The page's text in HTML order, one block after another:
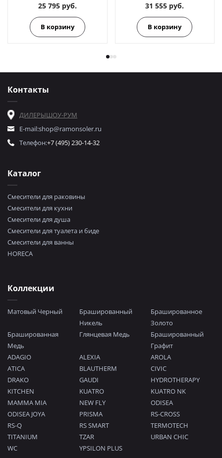
25 795 руб.
В корзину
31 555 руб.
В корзину
Каталог
Смесители для раковины
Смесители для кухни
Смесители для душа
Смесители для туалета и биде
Смесители для ванны
HORECA
Коллекции
Матовый Черный
Брашированный
Никель
Брашированное
Золото
Брашированная
Медь
Глянцевая Медь
Брашированный
Графит
ADAGIO
ALEXIA
AROLA
ATICA
BLAUTHERM
CIVIC
DRAKO
GAUDI
HYDROTHERAPY
KITCHEN
KUATRO
KUATRO NK
MAMMA MIA
NEW FLY
ODISEA
ODISEA JOYA
PRISMA
RS-CROSS
RS-Q
RS SMART
TERMOTECH
TITANIUM
TZAR
URBAN CHIC
WC
YPSILON PLUS
Контакты
ДИЛЕРЫШОУ-РУМ
E-mail:shop@ramonsoler.ru
Телефон:+7 (495) 230-14-32